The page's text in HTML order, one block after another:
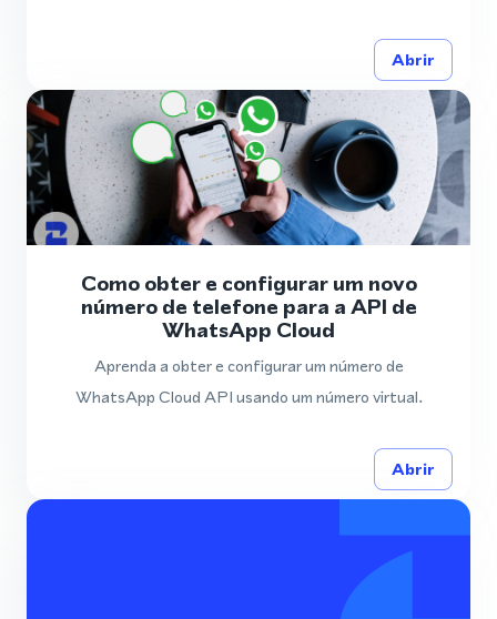
Abrir
Como obter e configurar um novo
número de telefone para a API de
WhatsApp Cloud
Aprenda a obter e configurar um número de
WhatsApp Cloud API usando um número virtual.
Abrir